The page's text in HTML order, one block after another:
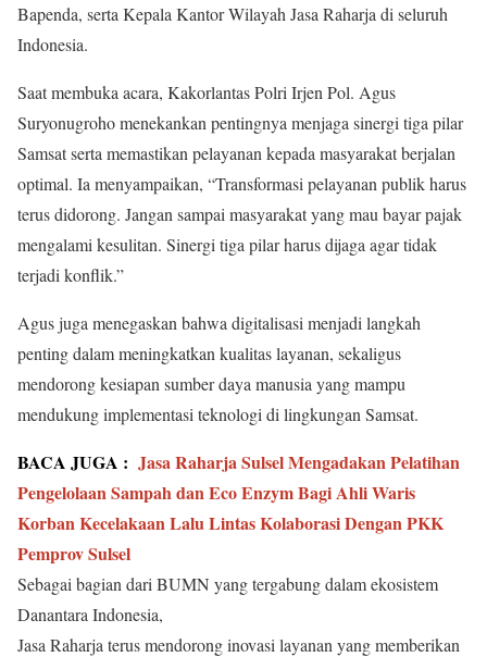
Bapenda, serta Kepala Kantor Wilayah Jasa Raharja di seluruh
Indonesia.
Saat membuka acara, Kakorlantas Polri Irjen Pol. Agus
Suryonugroho menekankan pentingnya menjaga sinergi tiga pilar
Samsat serta memastikan pelayanan kepada masyarakat berjalan
optimal. Ia menyampaikan, “Transformasi pelayanan publik harus
terus didorong. Jangan sampai masyarakat yang mau bayar pajak
mengalami kesulitan. Sinergi tiga pilar harus dijaga agar tidak
terjadi konflik.”
Agus juga menegaskan bahwa digitalisasi menjadi langkah
penting dalam meningkatkan kualitas layanan, sekaligus
mendorong kesiapan sumber daya manusia yang mampu
mendukung implementasi teknologi di lingkungan Samsat.
BACA JUGA : Jasa Raharja Sulsel Mengadakan Pelatihan
Pengelolaan Sampah dan Eco Enzym Bagi Ahli Waris
Korban Kecelakaan Lalu Lintas Kolaborasi Dengan PKK
Pemprov Sulsel
Sebagai bagian dari BUMN yang tergabung dalam ekosistem
Danantara Indonesia,
Jasa Raharja terus mendorong inovasi layanan yang memberikan